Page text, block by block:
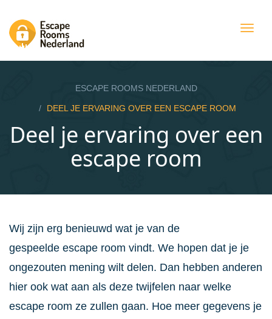
ESCAPE ROOMS NEDERLAND
DEEL JE ERVARING OVER EEN ESCAPE ROOM
Deel je ervaring over een
escape room
Wij zijn erg benieuwd wat je van de
gespeelde escape room vindt. We hopen dat je je
ongezouten mening wilt delen. Dan hebben anderen
hier ook wat aan als deze twijfelen naar welke
escape room ze zullen gaan. Hoe meer gegevens je